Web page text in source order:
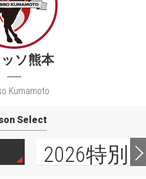
ソ熊本
Kumamoto
Select
2026特別